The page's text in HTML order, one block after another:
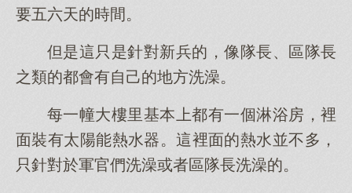
要五六天的時間。
但是這只是針對新兵的，像隊長、區隊長
之類的都會有自己的地方洗澡。
每一幢大樓里基本上都有一個淋浴房，裡
面裝有太陽能熱水器。這裡面的熱水並不多，
只針對於軍官們洗澡或者區隊長洗澡的。